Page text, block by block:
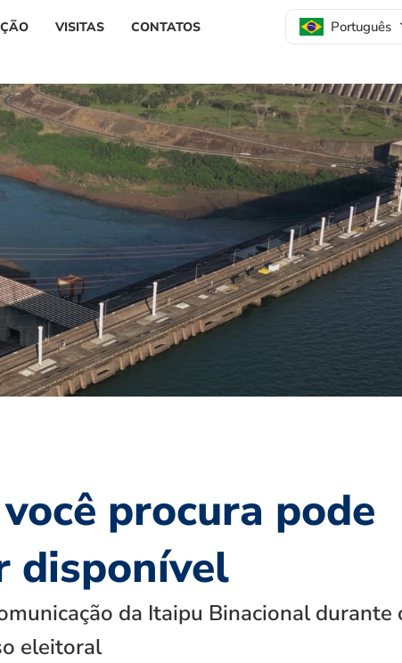
VISITAS CONTATOS Português
procura pode
disponível
da Itaipu Binacional durante
eleitoral